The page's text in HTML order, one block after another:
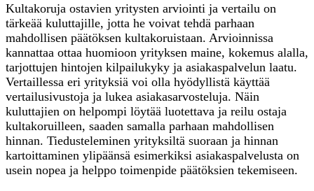
Kultakoruja ostavien yritysten arviointi ja vertailu on
tärkeää kuluttajille, jotta he voivat tehdä parhaan
mahdollisen päätöksen kultakoruistaan. Arvioinnissa
kannattaa ottaa huomioon yrityksen maine, kokemus alalla,
tarjottujen hintojen kilpailukyky ja asiakaspalvelun laatu.
Vertaillessa eri yrityksiä voi olla hyödyllistä käyttää
vertailusivustoja ja lukea asiakasarvosteluja. Näin
kuluttajien on helpompi löytää luotettava ja reilu ostaja
kultakoruilleen, saaden samalla parhaan mahdollisen
hinnan. Tiedusteleminen yrityksiltä suoraan ja hinnan
kartoittaminen ylipäänsä esimerkiksi asiakaspalvelusta on
usein nopea ja helppo toimenpide päätöksien tekemiseen.